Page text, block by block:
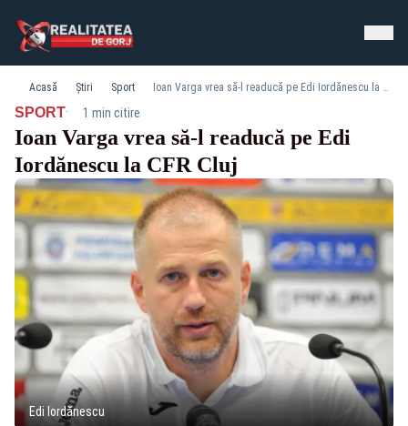
Acasă Știri Sport Ioan Varga vrea să-l readucă pe Edi Iordănescu la CFR Cluj
SPORT· 1 min citire
Ioan Varga vrea să-l readucă pe Edi
Iordănescu la CFR Cluj
Edi Iordănescu